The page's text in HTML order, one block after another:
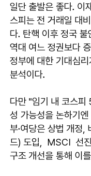
일단 출발은 좋다. 이
스피는 전 거래일 대
다. 탄핵 이후 정국
역대 여느 정권보다
정부에 대한 기대심
분석이다.
다만 "임기 내 코스
성 가능성을 논하기
부·여당은 상법 개정
드) 도입, MSCI 선
구조 개선을 통해 이